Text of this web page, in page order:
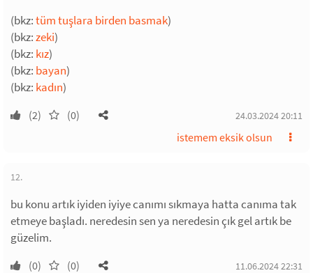
(bkz:tüm tuşlara birden basmak)
(bkz:zeki)
(bkz: kız)
(bkz: bayan)
(bkz: kadın)
(2) (0) 24.03.2024 20:11
istemem eksik olsun
12.
bu konu artık iyiden iyiye canımı sıkmaya hatta canıma tak
etmeye başladı. neredesin sen ya neredesin çık gel artık be
güzelim.
(0) (0) 11.06.2024 22:31